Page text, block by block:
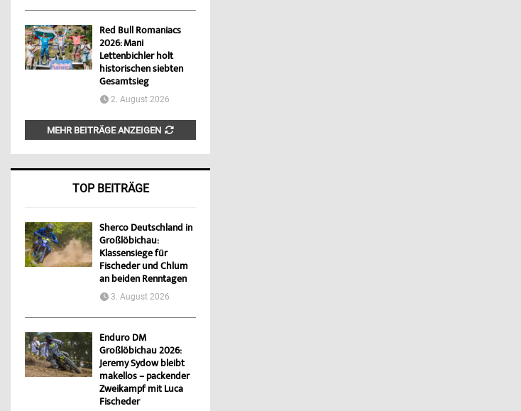
Red Bull Romaniacs
2026: Mani
Lettenbichler holt
historischen siebten
Gesamtsieg
2. August 2026
MEHR BEITRÄGE ANZEIGEN
TOP BEITRÄGE
Sherco Deutschland in
Großlöbichau:
Klassensiege für
Fischeder und Chlum
an beiden Renntagen
3. August 2026
Enduro DM
Großlöbichau 2026:
Jeremy Sydow bleibt
makellos – packender
Zweikampf mit Luca
Fischeder